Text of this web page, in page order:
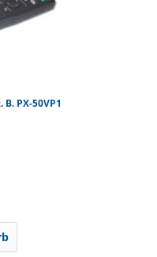
PX-50VP1